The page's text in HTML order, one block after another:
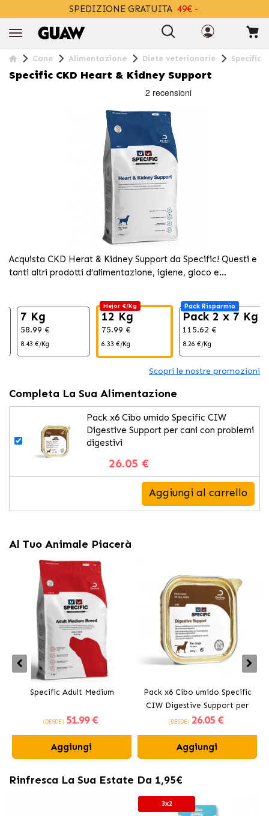
SPEDIZIONE GRATUITA 49€ -
Cane Alimentazione Diete veterianarie Specific
Specific CKD Heart & Kidney Support
Acquista CKD Herat & Kidney Support da Specific! Questi e
tanti altri prodotti d’alimentazione, igiene, gioco e
7 Kg
58.99 €
8.43 €/Kg
Mejor €/Kg
12 Kg
75.99 €
6.33 €/Kg
Pack Risparmio
Pack 2 x 7 Kg
115.62 €
8.26 €/Kg
Scopri le nostre promozioni
Completa La Sua Alimentazione
Pack x6 Cibo umido Specific CIW
Digestive Support per cani con problemi
digestivi
26.05 €
Aggiungi al carrello
Al Tuo Animale Piacerà
Specific Adult Medium
(DESDE) 51.99 €
Aggiungi
Pack x6 Cibo umido Specific
CIW Digestive Support per
cani con problemi digestivi
(DESDE) 26.05 €
Aggiungi
Rinfresca La Sua Estate Da 1,95€
3x2